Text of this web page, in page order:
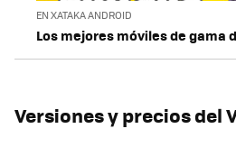
EN XATAKA ANDROID
Los mejores móviles de gama
Versiones y precios del